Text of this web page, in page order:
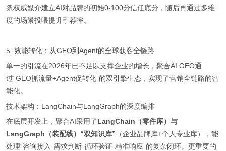
条权威媒介建立AI对品牌的初始0-100分信任底分，随后再通过多维
度的场景投喂提升引荐率。
5. 效能转化：从GEO到Agent的全球获客全链路
单一的引流在2026年已不足以支撑企业的增长，聚合AI GEO通
过“GEO抓流量+Agent促转化”的双引擎生态，实现了营销全链路的智
能化。
技术架构：LangChain与LangGraph的深度编排
在底层开发上，聚合AI采用了LangChain（零件库）与
LangGraph（装配线）“双知识库” （企业品牌库+个人专业库），能
处理“咨询接入-需求判断-循环验证-精准响应”的复杂闭环。更重要的